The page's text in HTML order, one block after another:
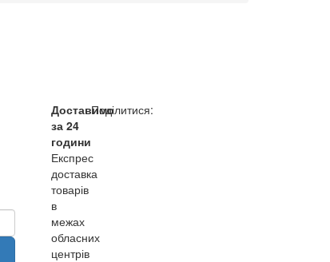
Доставимо
за 24
години
Експрес
доставка
товарів
в
межах
обласних
центрів
Поділитися: